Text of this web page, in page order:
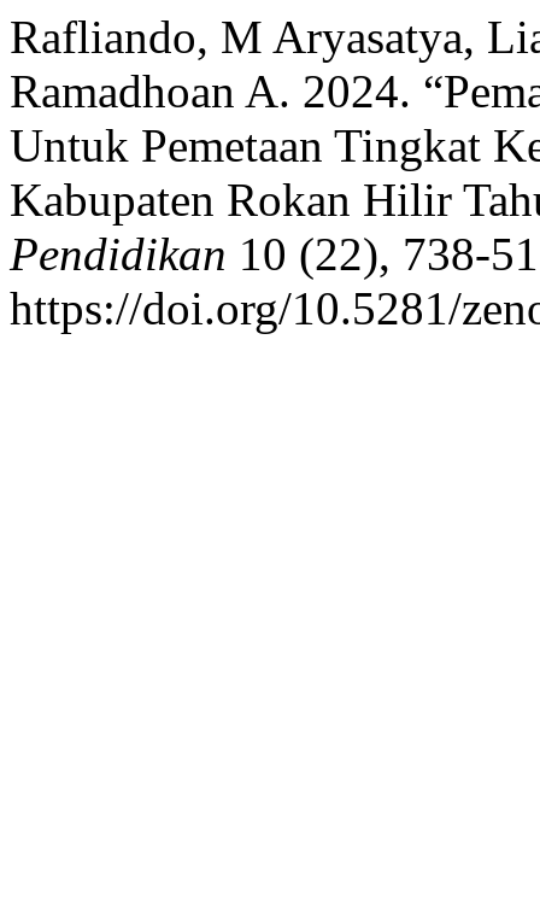
Rafliando, M Aryasatya,
Ramadhoan A. 2024.
Untuk Pemetaan Tingkat
Kabupaten Rokan Hilir
Pendidikan 10 (22), 738-
https://doi.org/10.5281/